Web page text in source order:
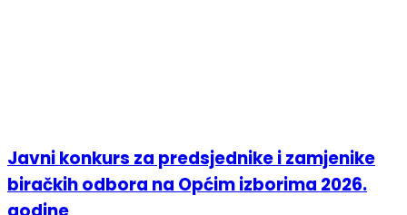
Javni konkurs za predsjednike i zamjenike
biračkih odbora na Općim izborima 2026.